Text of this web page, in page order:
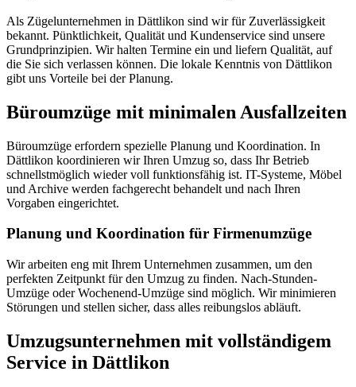
Als Zügelunternehmen in Dättlikon sind wir für Zuverlässigkeit
bekannt. Pünktlichkeit, Qualität und Kundenservice sind unsere
Grundprinzipien. Wir halten Termine ein und liefern Qualität, auf
die Sie sich verlassen können. Die lokale Kenntnis von Dättlikon
gibt uns Vorteile bei der Planung.
Büroumzüge mit minimalen Ausfallzeiten
Büroumzüge erfordern spezielle Planung und Koordination. In
Dättlikon koordinieren wir Ihren Umzug so, dass Ihr Betrieb
schnellstmöglich wieder voll funktionsfähig ist. IT-Systeme, Möbel
und Archive werden fachgerecht behandelt und nach Ihren
Vorgaben eingerichtet.
Planung und Koordination für Firmenumzüge
Wir arbeiten eng mit Ihrem Unternehmen zusammen, um den
perfekten Zeitpunkt für den Umzug zu finden. Nach-Stunden-
Umzüge oder Wochenend-Umzüge sind möglich. Wir minimieren
Störungen und stellen sicher, dass alles reibungslos abläuft.
Umzugsunternehmen mit vollständigem
Service in Dättlikon